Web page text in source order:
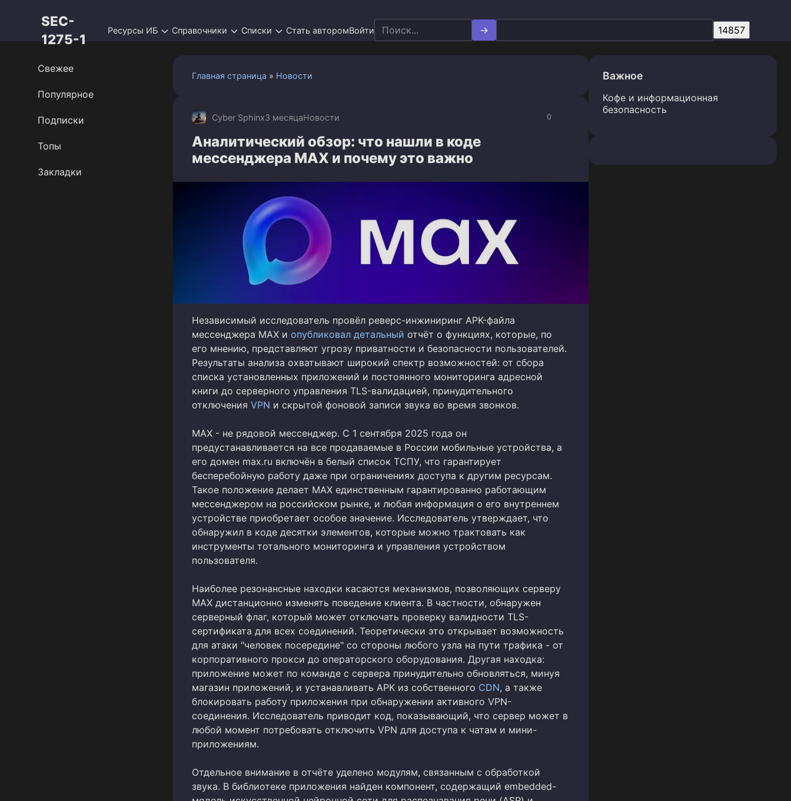
SEC-
1275-1
Ресурсы ИБ Справочники Списки Стать авторомВойти
Search
for:
Главная страница » Новости
0
Cyber Sphinx3 месяцаНовости
Аналитический обзор: что нашли в коде
мессенджера MAX и почему это важно
Независимый исследователь провёл реверс-инжиниринг APK-файла
мессенджера MAX и опубликовал детальный отчёт о функциях, которые, по
его мнению, представляют угрозу приватности и безопасности пользователей.
Результаты анализа охватывают широкий спектр возможностей: от сбора
списка установленных приложений и постоянного мониторинга адресной
книги до серверного управления TLS-валидацией, принудительного
отключения VPN и скрытой фоновой записи звука во время звонков.
MAX - не рядовой мессенджер. С 1 сентября 2025 года он
предустанавливается на все продаваемые в России мобильные устройства, а
его домен max.ru включён в белый список ТСПУ, что гарантирует
бесперебойную работу даже при ограничениях доступа к другим ресурсам.
Такое положение делает MAX единственным гарантированно работающим
мессенджером на российском рынке, и любая информация о его внутреннем
устройстве приобретает особое значение. Исследователь утверждает, что
обнаружил в коде десятки элементов, которые можно трактовать как
инструменты тотального мониторинга и управления устройством
пользователя.
Наиболее резонансные находки касаются механизмов, позволяющих серверу
MAX дистанционно изменять поведение клиента. В частности, обнаружен
серверный флаг, который может отключать проверку валидности TLS-
сертификата для всех соединений. Теоретически это открывает возможность
для атаки "человек посередине" со стороны любого узла на пути трафика - от
корпоративного прокси до операторского оборудования. Другая находка:
приложение может по команде с сервера принудительно обновляться, минуя
магазин приложений, и устанавливать APK из собственного CDN, а также
блокировать работу приложения при обнаружении активного VPN-
соединения. Исследователь приводит код, показывающий, что сервер может в
любой момент потребовать отключить VPN для доступа к чатам и мини-
приложениям.
Отдельное внимание в отчёте уделено модулям, связанным с обработкой
звука. В библиотеке приложения найден компонент, содержащий embedded-
Свежее
Популярное
Подписки
Топы
Закладки
Важное
Кофе и информационная
безопасность